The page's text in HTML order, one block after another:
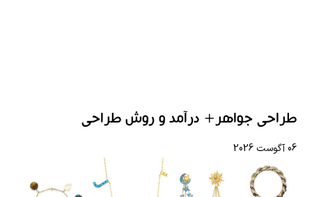
طراحی جواهر+ درآمد و روش طراحی
06 آگوست 2026